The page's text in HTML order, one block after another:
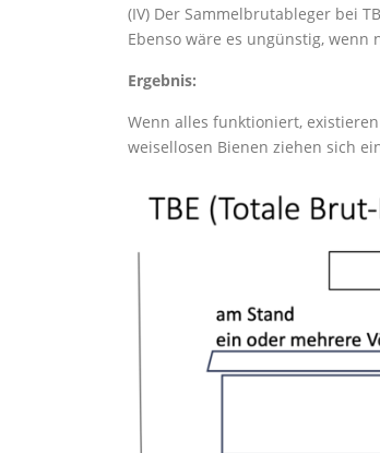
(IV) Der Sammelbrutableger bei
Ebenso wäre es ungünstig,
Ergebnis:
Wenn alles funktioniert,
weisellosen Bienen ziehen sich